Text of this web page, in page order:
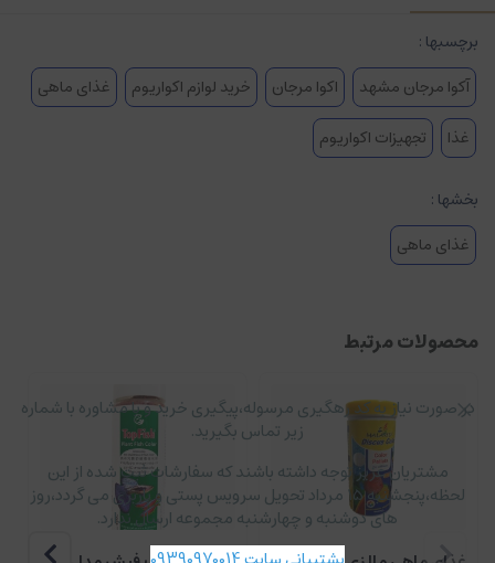
برچسبها :
آکوا مرجان مشهد
اکوا مرجان خرید لوازم اکواریوم
غذای ماهی
غذا
تجهیزات اکواریوم
بخشها :
غذای ماهی
محصولات مرتبط
در صورت نیاز به کد رهگیری مرسوله،پیگیری خرید و یا مشاوره با شماره
زیر تماس بگیرید.
مشتریان عزیز توجه داشته باشند که سفارشات ثبت شده از این
لحظه،پنجشنبه ۱۵ مرداد تحویل سرویس پستی و باربری می گردد،روز
های دوشنبه و چهارشنبه مجموعه ارسال ندارد.